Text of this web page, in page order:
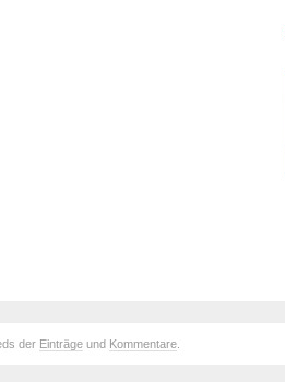
der Einträge und Kommentare